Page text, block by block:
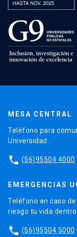
MESA CENTRAL
Teléfono para
Universidad.
phone (56)95504 4000
EMERGENCIAS
Teléfono en caso
riesgo tu vida
phone (56)95504 5000